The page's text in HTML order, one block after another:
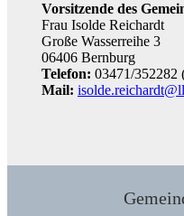
Vorsitzende des
Frau Isolde Reichardt
Große Wasserreihe 3
06406 Bernburg
Telefon: 03471/352282
Mail: